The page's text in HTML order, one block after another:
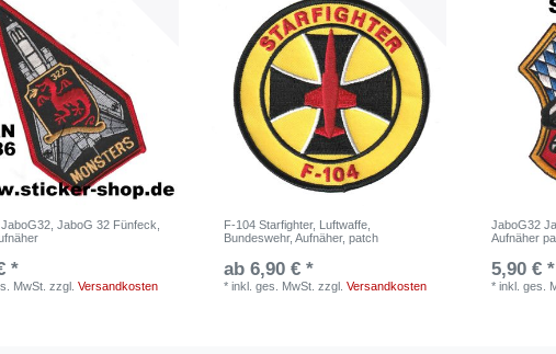
JaboG 32 Fünfeck,
*
MwSt. zzgl.Versandkosten
F-104 Starfighter, Luftwaffe,
Bundeswehr, Aufnäher, patch
ab 6,90 € *
* inkl. ges. MwSt. zzgl. Versandkosten
JaboG32
Aufnäher
5,90 € *
*inkl. ges.